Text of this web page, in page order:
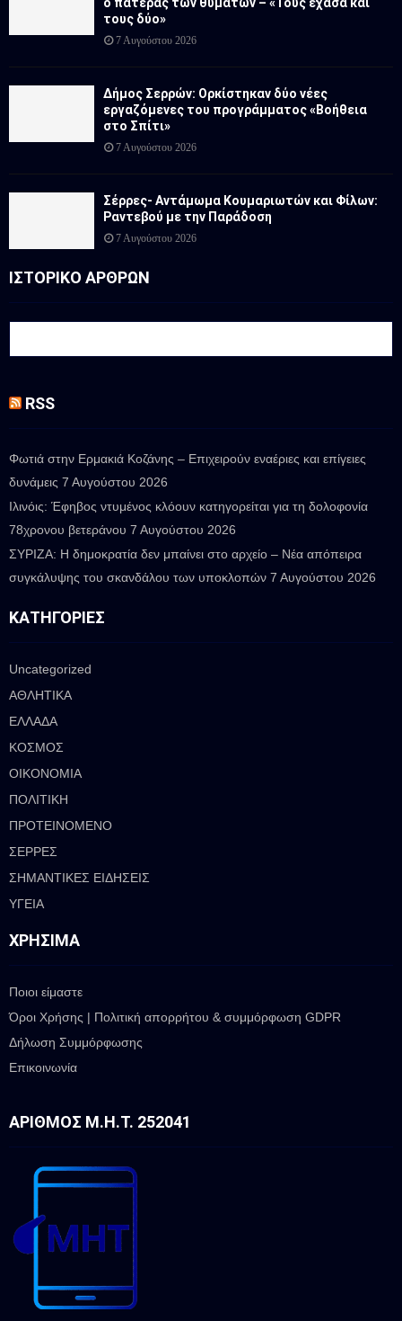
τους δύο»
7 Αυγούστου 2026
Δήμος Σερρών: Ορκίστηκαν δύο νέες
εργαζόμενες του προγράμματος «Βοήθεια
στο Σπίτι»
7 Αυγούστου 2026
Σέρρες- Αντάμωμα Κουμαριωτών και Φίλων:
Ραντεβού με την Παράδοση
7 Αυγούστου 2026
ΙΣΤΟΡΙΚΟ ΑΡΘΡΩΝ
RSS
Φωτιά στην Ερμακιά Κοζάνης – Επιχειρούν εναέριες και επίγειες
δυνάμεις 7 Αυγούστου 2026
Ιλινόις: Έφηβος ντυμένος κλόουν κατηγορείται για τη δολοφονία
78χρονου βετεράνου 7 Αυγούστου 2026
ΣΥΡΙΖΑ: Η δημοκρατία δεν μπαίνει στο αρχείο – Νέα απόπειρα
συγκάλυψης του σκανδάλου των υποκλοπών 7 Αυγούστου 2026
ΚΑΤΗΓΟΡΊΕΣ
Uncategorized
ΑΘΛΗΤΙΚΑ
ΕΛΛΑΔΑ
ΚΟΣΜΟΣ
ΟΙΚΟΝΟΜΙΑ
ΠΟΛΙΤΙΚΗ
ΠΡΟΤΕΙΝΟΜΕΝΟ
ΣΕΡΡΕΣ
ΣΗΜΑΝΤΙΚΕΣ ΕΙΔΗΣΕΙΣ
ΥΓΕΙΑ
ΧΡΉΣΙΜΑ
Ποιοι είμαστε
Όροι Χρήσης | Πολιτική απορρήτου & συμμόρφωση GDPR
Δήλωση Συμμόρφωσης
Επικοινωνία
ΑΡΙΘΜΌΣ Μ.Η.Τ. 252041